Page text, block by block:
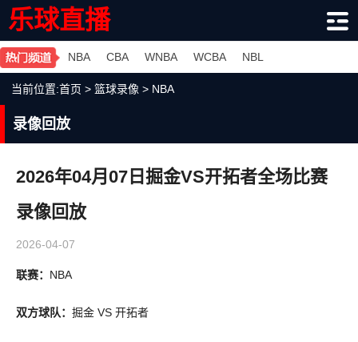
乐球直播
NBA CBA WNBA WCBA NBL
当前位置:首页 > 篮球录像 > NBA
录像回放
2026年04月07日掘金VS开拓者全场比赛
录像回放
2026-04-07
联赛： NBA
双方球队： 掘金 VS 开拓者